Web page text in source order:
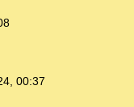
00:37